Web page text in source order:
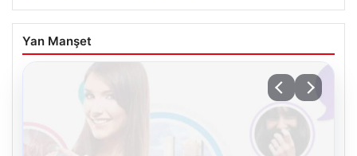
Yan Manşet